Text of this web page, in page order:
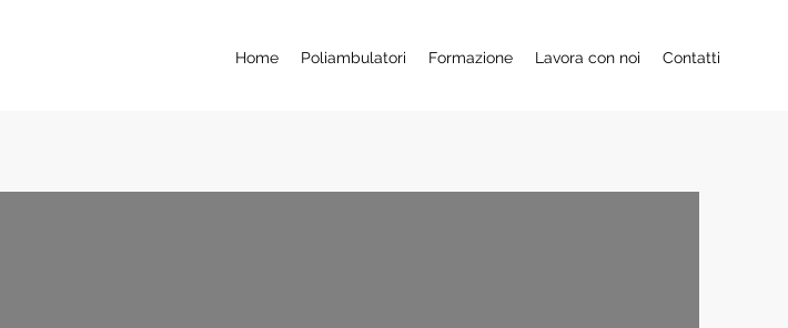
Home Poliambulatori Formazione Lavora con noi Contatti